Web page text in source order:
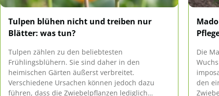
Tulpen blühen nicht und treiben nur
Blätter: was tun?
Tulpen zählen zu den beliebtesten
Frühlingsblühern. Sie sind daher in den
heimischen Gärten äußerst verbreitet.
Verschiedene Ursachen können jedoch dazu
führen, dass die Zwiebelpflanzen lediglich
Die
den